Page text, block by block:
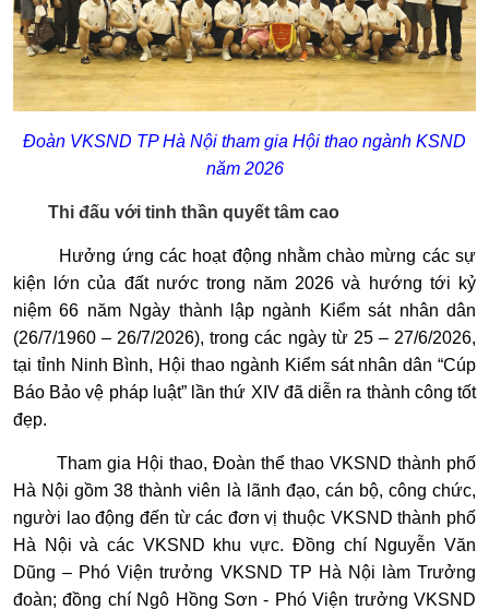
Đoàn VKSND TP Hà Nội tham gia Hội thao ngành KSND
năm 2026
Thi đấu với tinh thần quyết tâm cao
Hưởng ứng các hoạt động nhằm chào mừng các sự
kiện lớn của đất nước trong năm 2026 và hướng tới kỷ
niệm 66 năm Ngày thành lập ngành Kiểm sát nhân dân
(26/7/1960 – 26/7/2026), trong các ngày từ 25 – 27/6/2026,
tại tỉnh Ninh Bình, Hội thao ngành Kiểm sát nhân dân “Cúp
Báo Bảo vệ pháp luật” lần thứ XIV đã diễn ra thành công tốt
đẹp.
Tham gia Hội thao, Đoàn thể thao VKSND thành phố
Hà Nội gồm 38 thành viên là lãnh đạo, cán bộ, công chức,
người lao động đến từ các đơn vị thuộc VKSND thành phố
Hà Nội và các VKSND khu vực. Đồng chí Nguyễn Văn
Dũng – Phó Viện trưởng VKSND TP Hà Nội làm Trưởng
đoàn; đồng chí Ngô Hồng Sơn - Phó Viện trưởng VKSND